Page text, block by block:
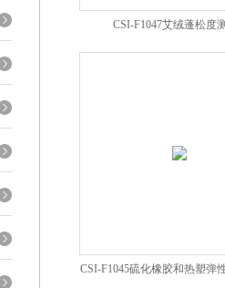
CSI-F1047艾绒蓬松度
CSI-F1045硫化橡胶和热塑弹